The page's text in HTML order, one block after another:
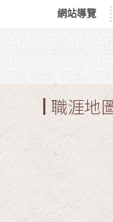
跳到主要內容區塊
網站導覽
職涯地